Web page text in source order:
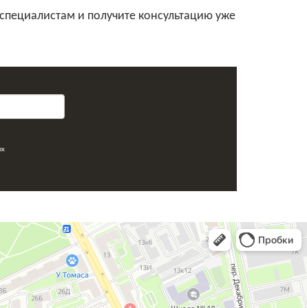
и получите консультацию уже